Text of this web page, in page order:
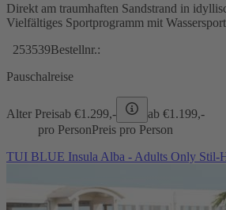
Direkt am traumhaften Sandstrand in
Vielfältiges Sportprogramm mit
253539Bestellnr.:
Pauschalreise
Alter Preisab €1.299,- ab €1.199,-
pro PersonPreis pro Person
TUI BLUE Insula Alba - Adults Only Stil-